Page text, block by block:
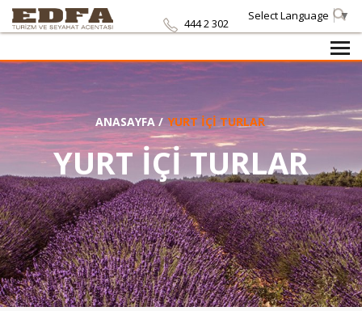
Select Language ▼
444 2 302
ANASAYFA/ YURT İÇİ TURLAR
YURT İÇİ TURLAR